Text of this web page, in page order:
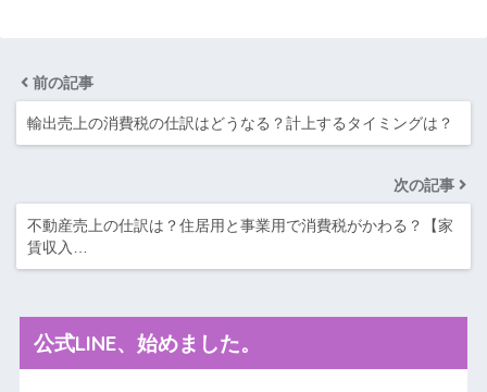
前の記事
輸出売上の消費税の仕訳はどうなる？計上するタイミングは？
次の記事
不動産売上の仕訳は？住居用と事業用で消費税がかわる？【家
賃収入…
公式LINE、始めました。